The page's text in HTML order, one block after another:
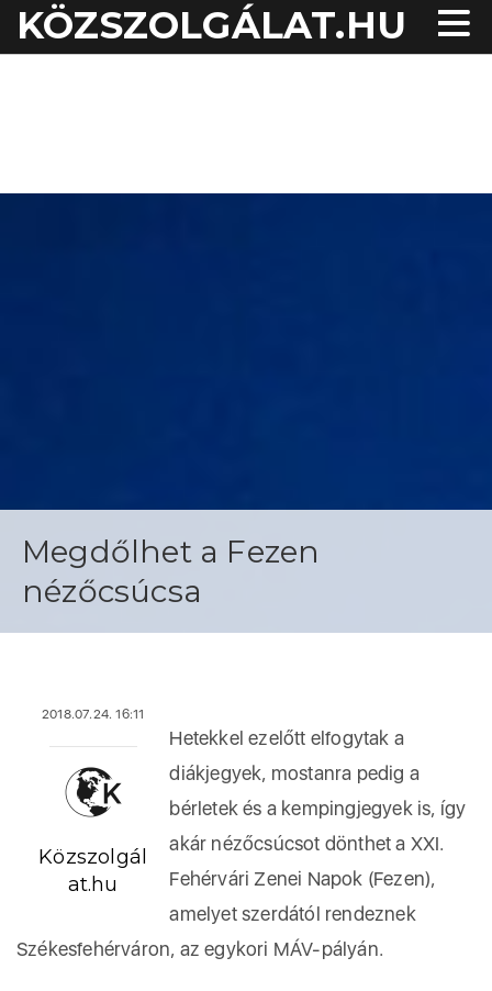
KÖZSZOLGÁLAT.HU
Megdőlhet a Fezen
nézőcsúcsa
2018.07.24. 16:11
Közszolgál
at.hu
Hetekkel ezelőtt elfogytak a
diákjegyek, mostanra pedig a
bérletek és a kempingjegyek is, így
akár nézőcsúcsot dönthet a XXI.
Fehérvári Zenei Napok (Fezen),
amelyet szerdától rendeznek
Székesfehérváron, az egykori MÁV-pályán.